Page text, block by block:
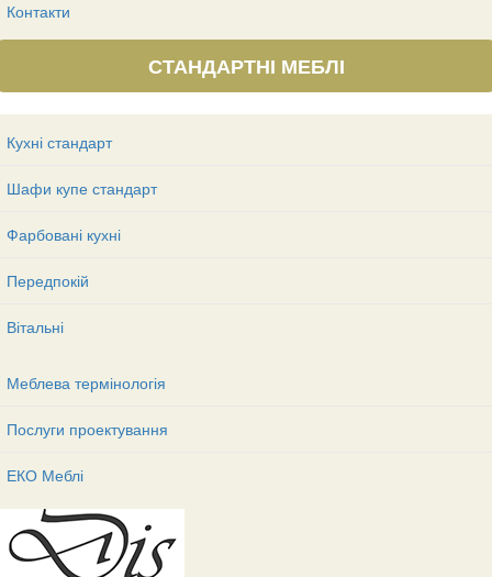
Контакти
СТАНДАРТНІ МЕБЛІ
Кухні стандарт
Шафи купе стандарт
Фарбовані кухні
Передпокій
Вітальні
Меблева термінологія
Послуги проектування
ЕКО Меблі